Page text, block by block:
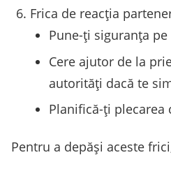
Frica de reacția
Pune-ți siguranța
Cere ajutor de la
autorități dacă te
Planifică-ți plecarea
Pentru a depăși aceste